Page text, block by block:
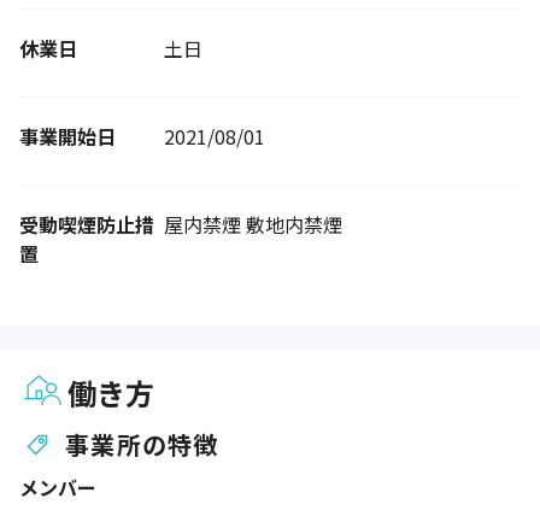
休業日 土日
事業開始日 2021/08/01
受動喫煙防止措
置
屋内禁煙 敷地内禁煙
働き方
事業所の特徴
メンバー